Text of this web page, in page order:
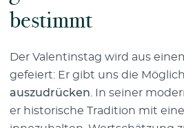
bestimmt
Der Valentinstag wird aus
gefeiert: Er gibt uns die
auszudrücken . In seiner
er historische Tradition mit